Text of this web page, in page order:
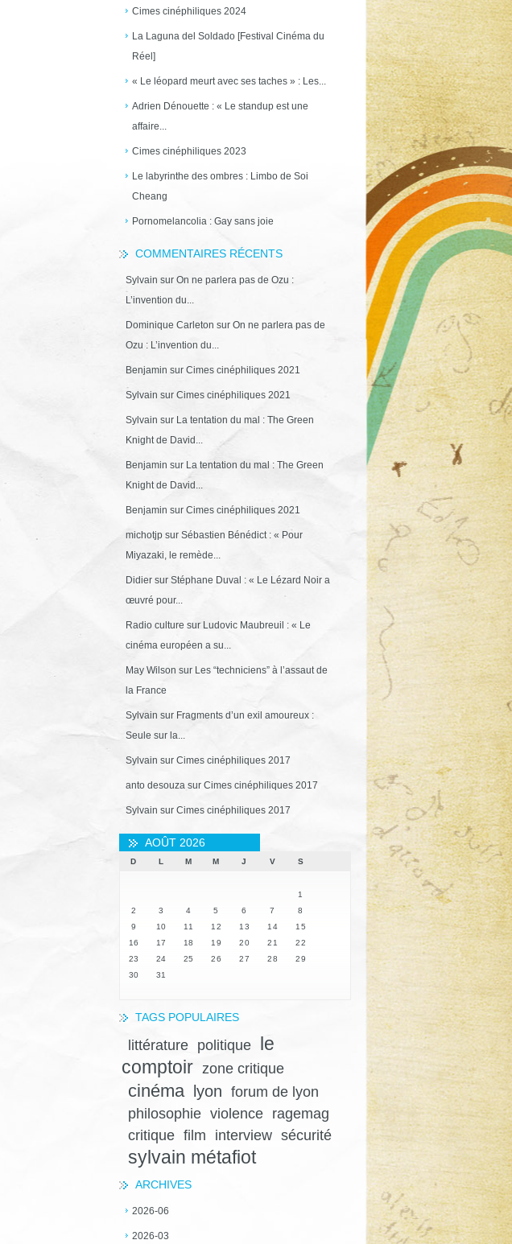
Cimes cinéphiliques 2024
La Laguna del Soldado [Festival Cinéma du
Réel]
« Le léopard meurt avec ses taches » : Les...
Adrien Dénouette : « Le standup est une
affaire...
Cimes cinéphiliques 2023
Le labyrinthe des ombres : Limbo de Soi
Cheang
Pornomelancolia : Gay sans joie
COMMENTAIRES RÉCENTS
Sylvain sur On ne parlera pas de Ozu :
L’invention du...
Dominique Carleton sur On ne parlera pas de
Ozu : L’invention du...
Benjamin sur Cimes cinéphiliques 2021
Sylvain sur Cimes cinéphiliques 2021
Sylvain sur La tentation du mal : The Green
Knight de David...
Benjamin sur La tentation du mal : The Green
Knight de David...
Benjamin sur Cimes cinéphiliques 2021
michotjpsur Sébastien Bénédict : « Pour
Miyazaki, le remède...
Didiersur Stéphane Duval : « Le Lézard Noir a
œuvré pour...
Radio culture sur Ludovic Maubreuil : « Le
cinéma européen a su...
May Wilson sur Les “techniciens” à l’assaut de
la France
Sylvain sur Fragments d’un exil amoureux :
Seule sur la...
Sylvain sur Cimes cinéphiliques 2017
anto desouzasur Cimes cinéphiliques 2017
Sylvain sur Cimes cinéphiliques 2017
AOÛT 2026
D L M M J V S
1
2
3 4 5 6 7
8
9
10 11 12 13 14
15
16
17 18 19 20 21
22
23
24 25 26 27 28
29
30
31
TAGS POPULAIRES
littérature politique
le
comptoir zone critique
cinéma lyon forum de lyon
philosophie violence
ragemag
critique film interview sécurité
sylvain métafiot
ARCHIVES
2026-06
2026-03